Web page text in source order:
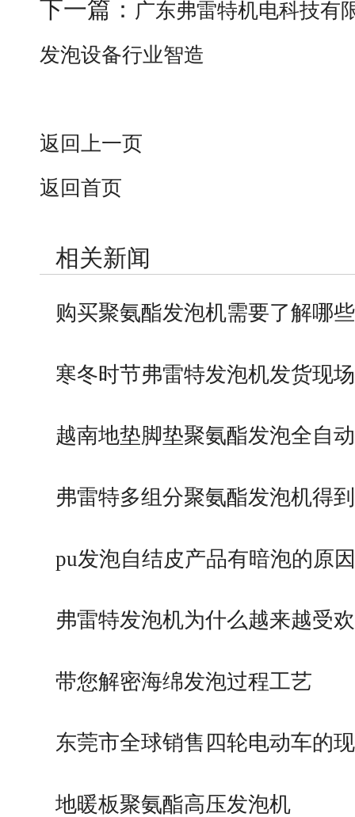
下一篇： 广东弗雷特机电科技有
发泡设备行业智造
返回上一页
返回首页
相关新闻
购买聚氨酯发泡机需要了解哪
寒冬时节弗雷特发泡机发货现
越南地垫脚垫聚氨酯发泡全自
弗雷特多组分聚氨酯发泡机得
pu发泡自结皮产品有暗泡的原
弗雷特发泡机为什么越来越受
带您解密海绵发泡过程工艺
东莞市全球销售四轮电动车的
地暖板聚氨酯高压发泡机